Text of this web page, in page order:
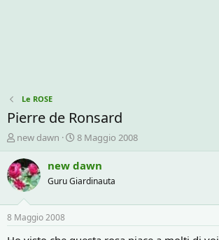
Le ROSE
Pierre de Ronsard
C
r
e
a
t
o
r
e
D
new dawn
D
a
t
a
d
n
i
8 Maggio 2008
new dawn
Guru Giardinauta
8 Maggio 2008